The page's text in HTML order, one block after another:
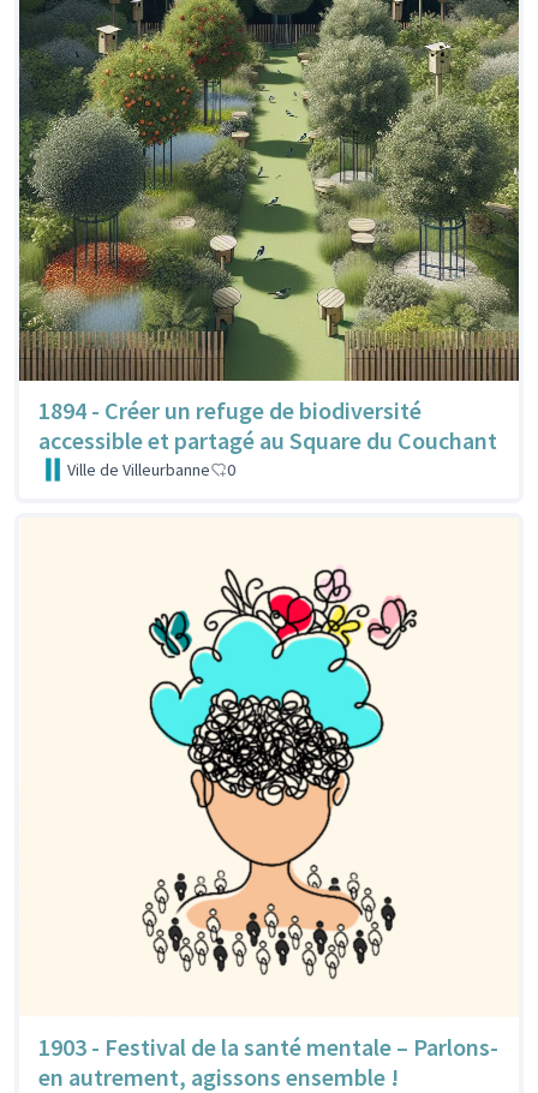
1894 - Créer un refuge de biodiversité
accessible et partagé au Square du Couchant
Ville de Villeurbanne 0
1903 - Festival de la santé mentale – Parlons-
en autrement, agissons ensemble !